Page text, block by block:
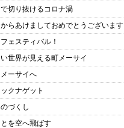
切り抜けるコロナ渦
らあけましておめでとうございます
ェスティバル！
世界が見える町メーサイ
ーサイへ
クナゲット
づくし
を空へ飛ばす